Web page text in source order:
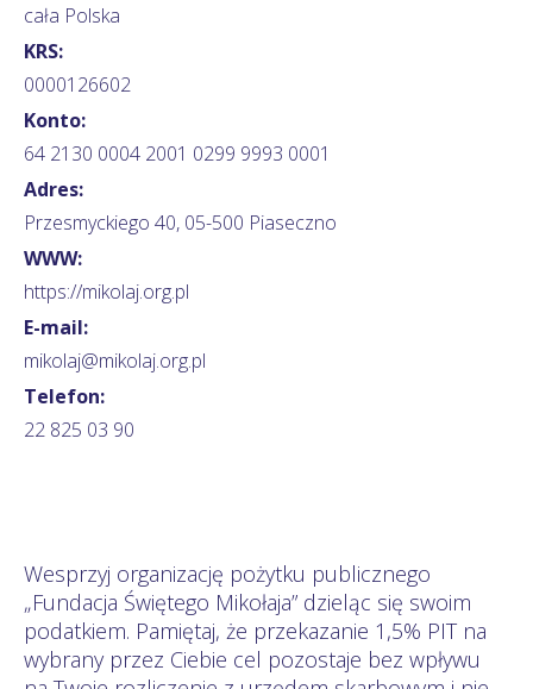
cała Polska
KRS:
0000126602
Konto:
64 2130 0004 2001 0299 9993 0001
Adres:
Przesmyckiego 40, 05-500 Piaseczno
WWW:
https://mikolaj.org.pl
E-mail:
mikolaj@mikolaj.org.pl
Telefon:
22 825 03 90
Wesprzyj organizację pożytku publicznego
„Fundacja Świętego Mikołaja” dzieląc się swoim
podatkiem. Pamiętaj, że przekazanie 1,5% PIT na
wybrany przez Ciebie cel pozostaje bez wpływu